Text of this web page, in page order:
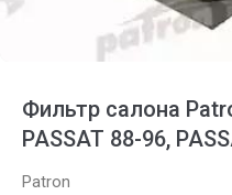
Фильтр салона
PASSAT 88-96,
Patron